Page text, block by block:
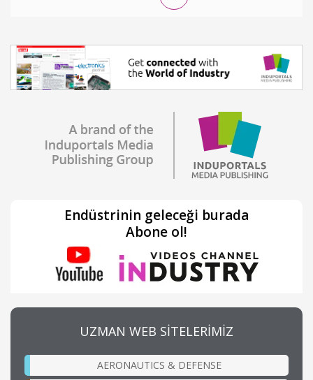
Endüstrinin geleceği burada
Abone ol!
UZMAN WEB SİTELERİMİZ
AERONAUTICS & DEFENSE